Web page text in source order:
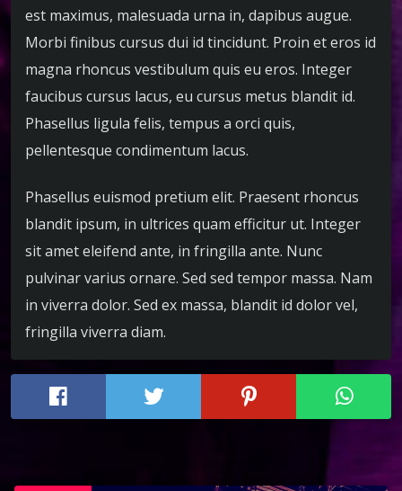
est maximus, malesuada urna in, dapibus augue.
Morbi finibus cursus dui id tincidunt. Proin et eros id
magna rhoncus vestibulum quis eu eros. Integer
faucibus cursus lacus, eu cursus metus blandit id.
Phasellus ligula felis, tempus a orci quis,
pellentesque condimentum lacus.
Phasellus euismod pretium elit. Praesent rhoncus
blandit ipsum, in ultrices quam efficitur ut. Integer
sit amet eleifend ante, in fringilla ante. Nunc
pulvinar varius ornare. Sed sed tempor massa. Nam
in viverra dolor. Sed ex massa, blandit id dolor vel,
fringilla viverra diam.